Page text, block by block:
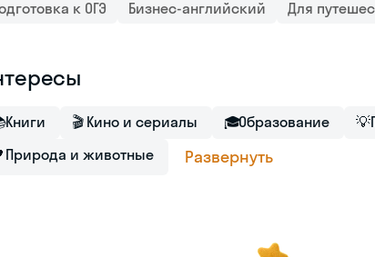
к ОГЭ
Бизнес-английский Для
Книги 🎬 Кино и сериалы 🎓Образование 💡
Природа и животные Развернуть